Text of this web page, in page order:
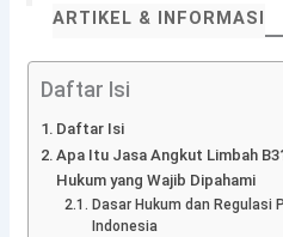
ARTIKEL & INFORMASI
Daftar Isi
Daftar Isi
Apa Itu Jasa Angkut Limbah
Hukum yang Wajib Dipahami
Dasar Hukum dan Regulasi
Indonesia